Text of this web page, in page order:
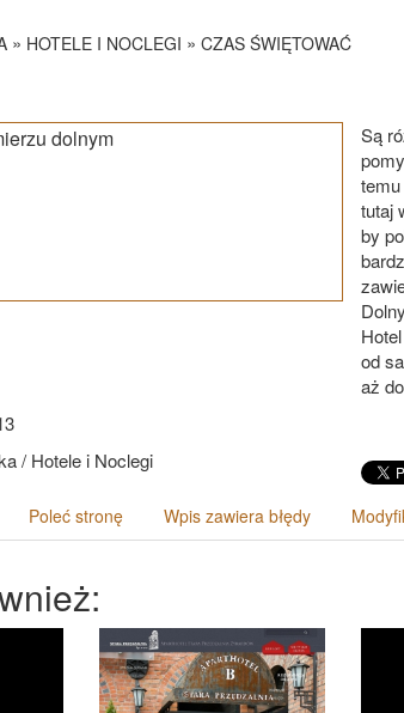
» HOTELE I NOCLEGI » CZAS ŚWIĘTOWAĆ
Są
tutaj
by
od
aż
/ Hotele i Noclegi
Poleć stronę Wpis zawiera błędy